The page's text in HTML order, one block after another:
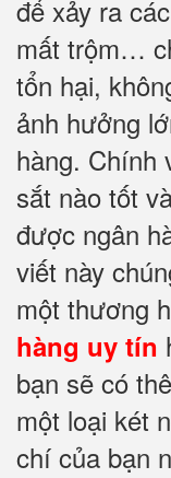
để xảy ra
mất trộm…
tổn hại,
ảnh hưởng
hàng. Chính
sắt nào tốt
được ngân
viết này
một thương
hàng uy tín
bạn sẽ có
một loại két
chí của bạn